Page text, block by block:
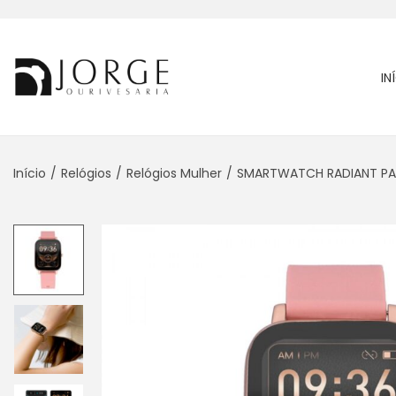
Início / Relógios / Relógios Mulher / SMARTWATCH RADIANT